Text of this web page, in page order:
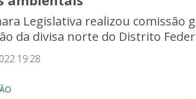
Legislativa realizou
da divisa norte do Distrito
19:28